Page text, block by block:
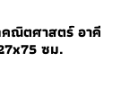
ณิตศาสตร์ อาคี
ซม.